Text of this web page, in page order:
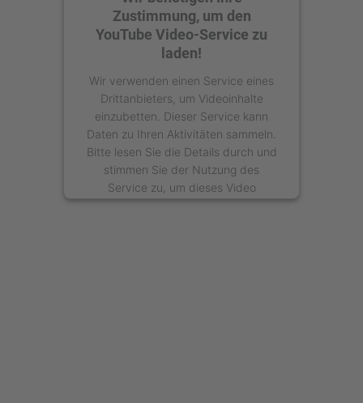
Zustimmung, um den
YouTube Video-Service zu
laden!
Wir verwenden einen Service eines
Drittanbieters, um Videoinhalte
einzubetten. Dieser Service kann
Daten zu Ihren Aktivitäten sammeln.
Bitte lesen Sie die Details durch und
stimmen Sie der Nutzung des
Service zu, um dieses Video
anzusehen.